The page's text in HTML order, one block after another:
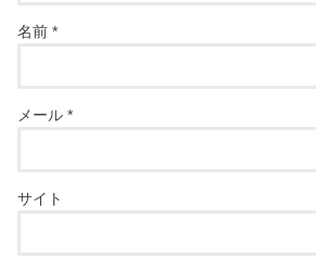
名前*
メール*
サイト